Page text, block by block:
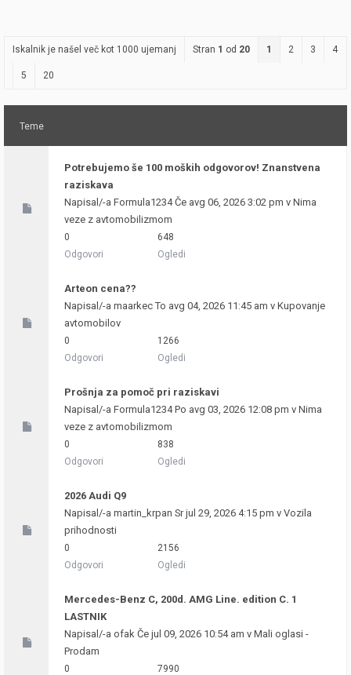
Iskalnik je našel več kot 1000 ujemanj Stran 1 od 20 1 2 3 4
5 20
Teme
Potrebujemo še 100 moških odgovorov! Znanstvena
raziskava
Napisal/-a Formula1234Če avg 06, 2026 3:02 pm v Nima
veze z avtomobilizmom
0
Odgovori
648
Ogledi
Arteon cena??
Napisal/-a maarkecTo avg 04, 2026 11:45 am v Kupovanje
avtomobilov
0
Odgovori
1266
Ogledi
Prošnja za pomoč pri raziskavi
Napisal/-a Formula1234Po avg 03, 2026 12:08 pm v Nima
veze z avtomobilizmom
0
Odgovori
838
Ogledi
2026 Audi Q9
Napisal/-a martin_krpan Sr jul 29, 2026 4:15 pm v Vozila
prihodnosti
0
Odgovori
2156
Ogledi
Mercedes-Benz C, 200d. AMG Line. edition C. 1
LASTNIK
Napisal/-a ofak Če jul 09, 2026 10:54 am v Mali oglasi -
Prodam
0
7990